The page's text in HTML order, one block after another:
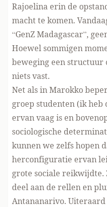
Rajoelina erin de
macht te komen.
“GenZ Madagascar”,
Hoewel sommigen
beweging een structuur
niets vast.
Net als in Marokko
groep studenten (ik
ervan vaag is en
sociologische
kunnen we zelfs hopen
herconfiguratie ervan
grote sociale reikwijdte.
deel aan de rellen en
Antananarivo.